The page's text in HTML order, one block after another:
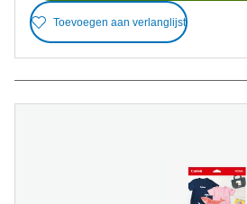
Toevoegen aan verlanglijst